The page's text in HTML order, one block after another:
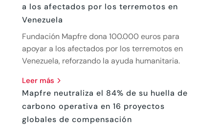
a los afectados por los terremotos en
Venezuela
Fundación Mapfre dona 100.000 euros para
apoyar a los afectados por los terremotos en
Venezuela, reforzando la ayuda humanitaria.
leer más
Mapfre neutraliza el 84% de su huella de
carbono operativa en 16 proyectos
globales de compensación